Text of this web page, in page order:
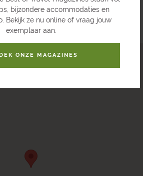
bijzondere accommodaties en
Bekijk ze nu online of vraag jouw
exemplaar aan.
ONZE MAGAZINES